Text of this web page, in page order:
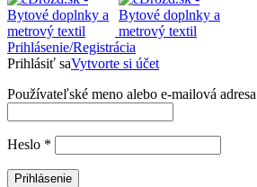
Prihlásenie/Registrácia
Prihlásiť saVytvorte si účet
Používateľské meno alebo e-mailová adresa
Heslo *
Prihlásenie